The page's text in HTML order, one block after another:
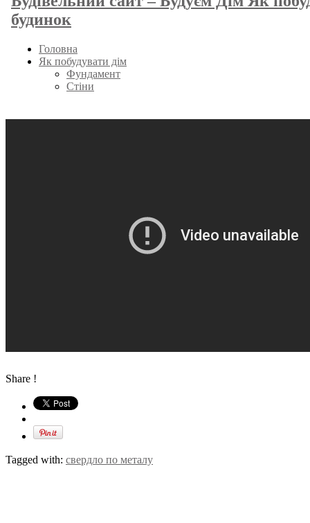
Share !
Tagged with: свердло по металу